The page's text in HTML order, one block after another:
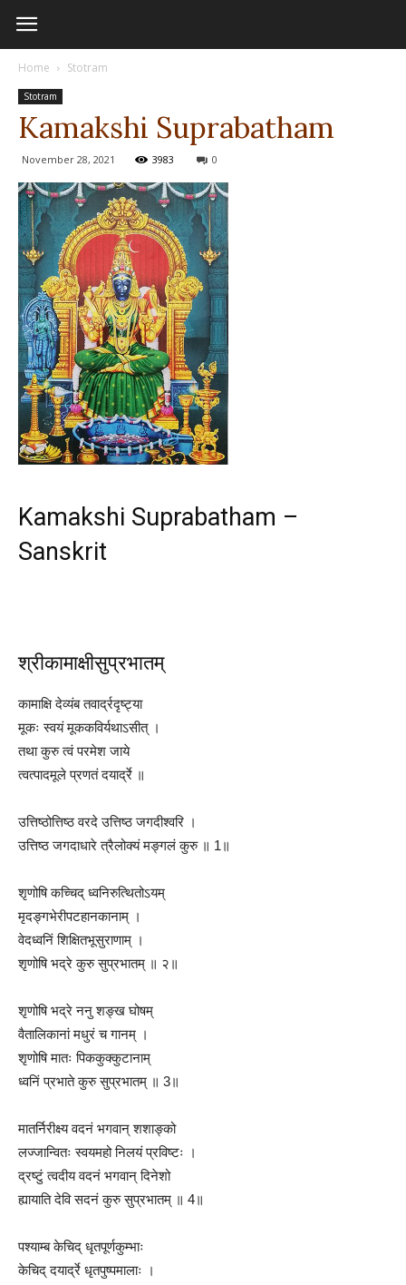
Home Stotram
Stotram
Kamakshi Suprabatham
November 28, 2021 3983 0
Kamakshi Suprabatham –
Sanskrit
श्रीकामाक्षीसुप्रभातम्
कामाक्षि देव्यंब तवार्द्रदृष्ट्या
मूकः स्वयं मूककविर्यथाऽसीत् ।
तथा कुरु त्वं परमेश जाये
त्वत्पादमूले प्रणतं दयार्द्रे ॥
उत्तिष्ठोत्तिष्ठ वरदे उत्तिष्ठ जगदीश्वरि ।
उत्तिष्ठ जगदाधारे त्रैलोक्यं मङ्गलं कुरु ॥ 1॥
श‍ृणोषि कच्चिद् ध्वनिरुत्थितोऽयम्
मृदङ्गभेरीपटहानकानाम् ।
वेदध्वनिं शिक्षितभूसुराणाम् ।
श‍ृणोषि भद्रे कुरु सुप्रभातम् ॥ २॥
श‍ृणोषि भद्रे ननु शङ्ख घोषम्
वैतालिकानां मधुरं च गानम् ।
श‍ृणोषि मातः पिककुक्कुटानाम्
ध्वनिं प्रभाते कुरु सुप्रभातम् ॥ 3॥
मातर्निरीक्ष्य वदनं भगवान् शशाङ्को
लज्जान्वितः स्वयमहो निलयं प्रविष्टः ।
द्रष्टुं त्वदीय वदनं भगवान् दिनेशो
ह्यायाति देवि सदनं कुरु सुप्रभातम् ॥ 4॥
पश्याम्ब केचिद् धृतपूर्णकुम्भाः
केचिद् दयार्द्रे धृतपुष्पमालाः ।